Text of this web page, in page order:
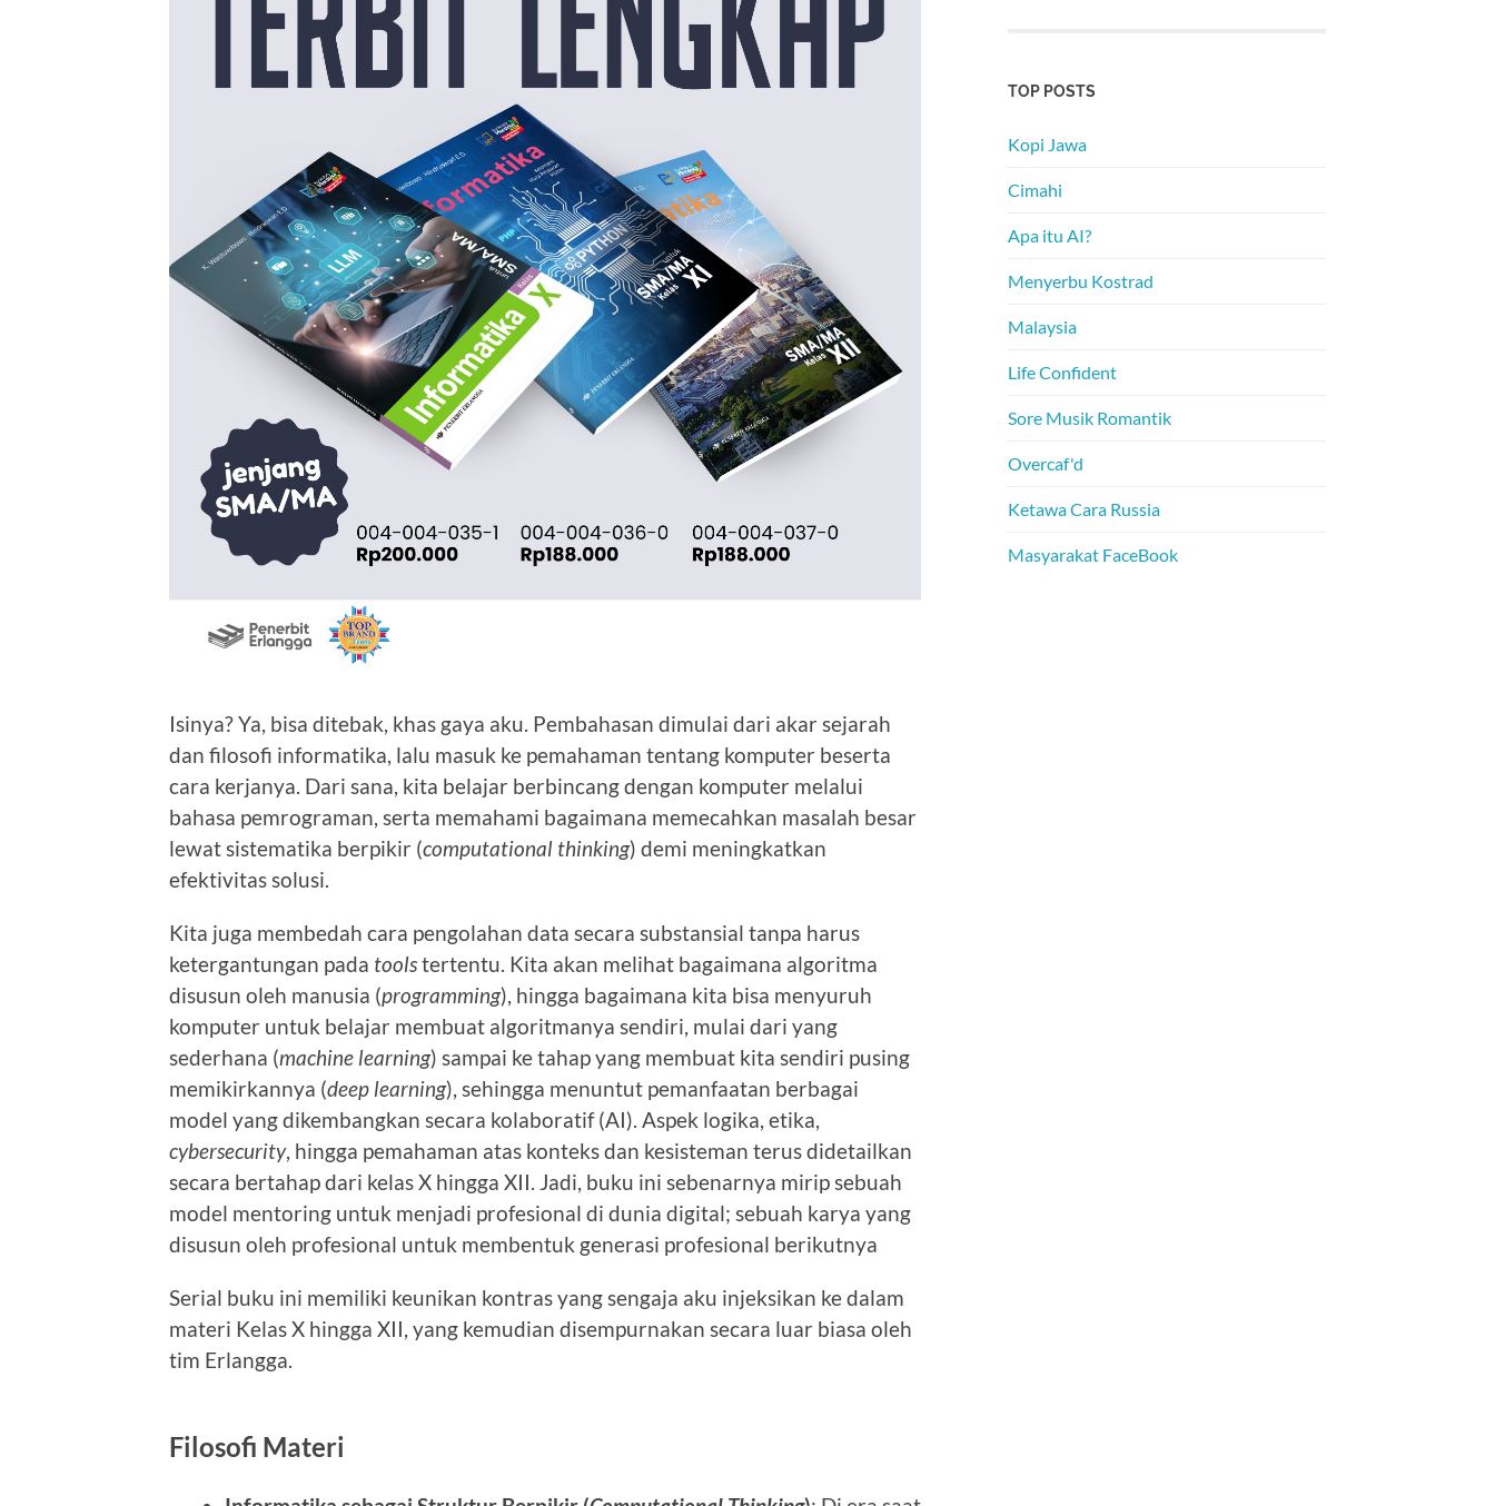
Isinya? Ya, bisa ditebak, khas gaya aku. Pembahasan dimulai dari akar sejarah
dan filosofi informatika, lalu masuk ke pemahaman tentang komputer beserta
cara kerjanya. Dari sana, kita belajar berbincang dengan komputer melalui
bahasa pemrograman, serta memahami bagaimana memecahkan masalah besar
lewat sistematika berpikir (computational thinking) demi meningkatkan
efektivitas solusi.
Kita juga membedah cara pengolahan data secara substansial tanpa harus
ketergantungan pada toolstertentu. Kita akan melihat bagaimana algoritma
disusun oleh manusia (programming), hingga bagaimana kita bisa menyuruh
komputer untuk belajar membuat algoritmanya sendiri, mulai dari yang
sederhana (machine learning) sampai ke tahap yang membuat kita sendiri pusing
memikirkannya (deep learning), sehingga menuntut pemanfaatan berbagai
model yang dikembangkan secara kolaboratif (AI). Aspek logika, etika,
cybersecurity, hingga pemahaman atas konteks dan kesisteman terus didetailkan
secara bertahap dari kelas X hingga XII. Jadi, buku ini sebenarnya mirip sebuah
model mentoring untuk menjadi profesional di dunia digital; sebuah karya yang
disusun oleh profesional untuk membentuk generasi profesional berikutnya
Serial buku ini memiliki keunikan kontras yang sengaja aku injeksikan ke dalam
materi Kelas X hingga XII, yang kemudian disempurnakan secara luar biasa oleh
tim Erlangga.
Filosofi Materi
TOP POSTS
Kopi Jawa
Cimahi
Apa itu AI?
Menyerbu Kostrad
Malaysia
Life Confident
Sore Musik Romantik
Overcaf'd
Ketawa Cara Russia
Masyarakat FaceBook